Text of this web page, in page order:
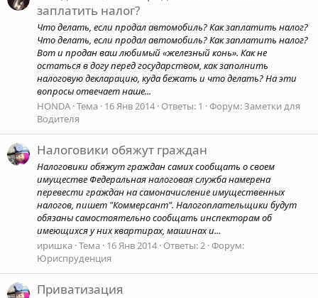
заплатить налог?
Что делать, если продал автомобиль? Как заплатить налог?
Что делать, если продал автомобиль? Как заплатить налог?
Вот и продан ваш любимый «железный конь». Как не
остаться в догу перед государством, как заполнить
налоговую декларацию, куда бежать и что делать? На эти
вопросы отвечает наше...
HONDA Тема 16 Янв 2014 Ответы: 1 Форум:Заметки для
Водителя
Налоговики обяжут граждан
Налоговики обяжут граждан самих сообщать о своем
имуществе Федеральная налоговая служба намерена
перевести граждан на самоначисление имущественных
налогов, пишет "Коммерсант". Налогоплательщики будут
обязаны самостоятельно сообщать инспекторам об
имеющихся у них квартирах, машинах и...
иришка Тема 16 Янв 2014 Ответы: 2 Форум:
Юриспруденция
Приватизация